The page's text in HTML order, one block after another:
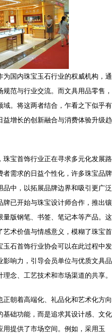
国内珠宝玉石行业的权威机构，通
范与行业交流。而文具用品零售，
。将这两者结合，乍看之下似乎有
增长的创新融合与消费体验升级趋
宝首饰行业正在寻求多元化发展路
需求的日益个性化，许多珠宝品牌
中，以拓展品牌边界和吸引更广泛
已开始与珠宝设计师合作，推出镶
版钢笔、书签、笔记本等产品。这
术价值与情感意义，模糊了珠宝首
石首饰行业协会可以在此过程中发
响力，引导会员单位与优质文具品
念、工艺技术和市场渠道的共享。
正朝着高端化、礼品化和艺术化方向
础功能，而是追求其设计感、文化
提供了市场空间。例如，采用玉